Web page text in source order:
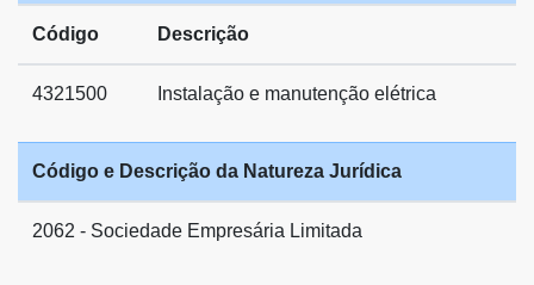
Código Descrição
4321500 Instalação e manutenção elétrica
Código e Descrição da Natureza Jurídica
2062 - Sociedade Empresária Limitada